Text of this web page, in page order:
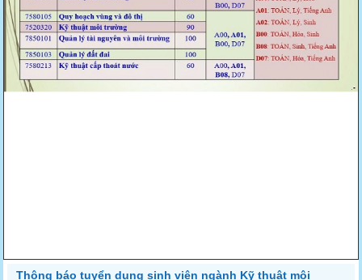
Thông báo tuyển dụng sinh viên ngành Kỹ thuật môi